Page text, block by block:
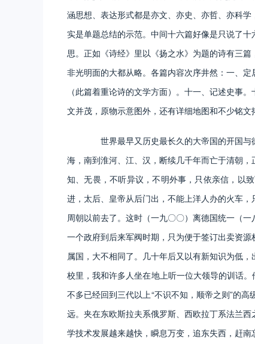
涵思想、表达形式都是亦文、亦史、亦哲、亦科
实是单题总结的示范。中间十六篇好像是只说了
思。正如《诗经》里以《扬之水》为题的诗有三
非光明面的大都从略。各篇内容次序井然：一、
（此篇着重论诗的文学方面）。十一、记述史事
文并茂，原物示意图外，还有详细地图和不少铭
世界最早又历史最长久的大帝国的开国与
海，南到淮河、江、汉，断续几千年而亡于清朝
知、无畏，不听异议，不明外事，只依亲信，以
进，太后、皇帝从后门出，不能上洋人办的火车
周朝以前去了。这时（一九〇〇）离德国统一（
一个政府到后来军阀时期，只为便于签订出卖资
属国，大不相同了。几十年后又以有新知识为低
校里，我和许多人坐在地上听一位大领导的训话
不多已经回到三代以上“不识不知，顺帝之则”的
远。夹在东欧斯拉夫系俄罗斯、西欧拉丁系法兰
学技术发展越来越快，瞬息万变，追东失西，赶